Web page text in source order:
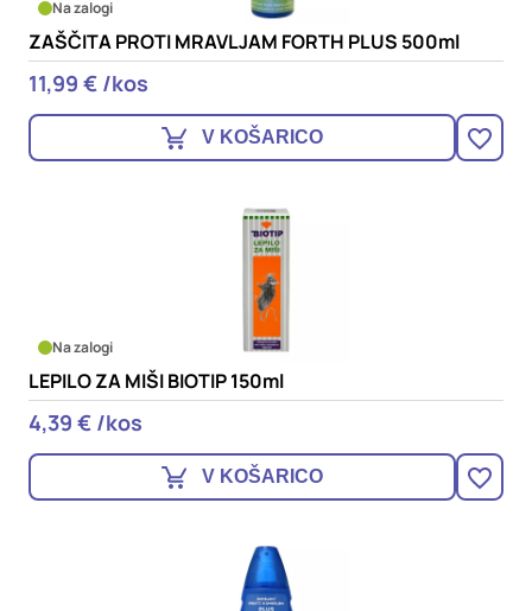
Na zalogi
ZAŠČITA PROTI MRAVLJAM FORTH PLUS 500ml
11,99 € /kos
V KOŠARICO
Na zalogi
LEPILO ZA MIŠI BIOTIP 150ml
4,39 € /kos
V KOŠARICO